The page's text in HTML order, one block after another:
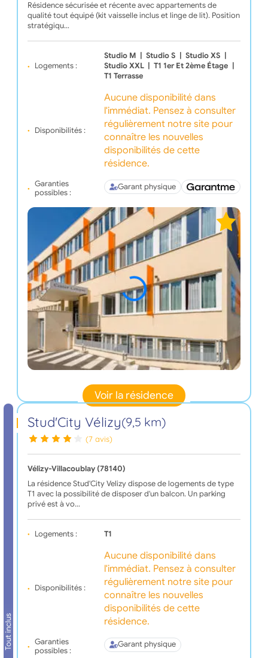
Résidence sécurisée et récente avec appartements de
qualité tout équipé (kit vaisselle inclus et linge de lit). Position
stratégiqu…
Logements :
Studio M Studio S Studio XS
Studio XXL
T1 1er Et 2ème Étage
T1 Terrasse
Disponibilités :
Aucune disponibilité dans
l'immédiat. Pensez à consulter
régulièrement notre site pour
connaître les nouvelles
disponibilités de cette
résidence.
Garanties
possibles :
Garant physique
Voir la résidence
Tout inclus
Stud'City Vélizy(9,5 km)
(7 avis)
Vélizy-Villacoublay (78140)
La résidence Stud'City Velizy dispose de logements de type
T1 avec la possibilité de disposer d'un balcon. Un parking
privé est à vo…
Logements : T1
Disponibilités :
Aucune disponibilité dans
l'immédiat. Pensez à consulter
régulièrement notre site pour
connaître les nouvelles
disponibilités de cette
résidence.
Garanties
possibles :
Garant physique